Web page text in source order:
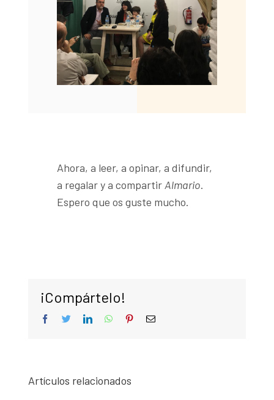
Ahora, a leer, a opinar, a difundir,
a regalar y a compartir Almario.
Espero que os guste mucho.
¡Compártelo!
facebook
twitterlinkedinwhatsapppinterestCorreo
Artículos relacionados